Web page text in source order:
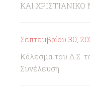
ΚΑΙ
Σεπτεμβρίου 30,
Κάλεσμα του Δ.Σ.
Συνέλευση